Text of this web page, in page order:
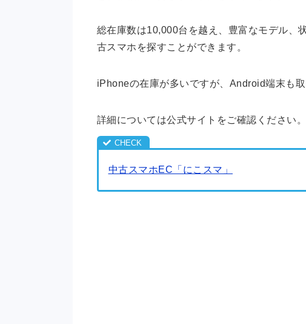
総在庫数は10,000台を越え、豊富なモデル、
古スマホを探すことができます。
iPhoneの在庫が多いですが、Android端末も取
詳細については公式サイトをご確認ください。
中古スマホEC「にこスマ」